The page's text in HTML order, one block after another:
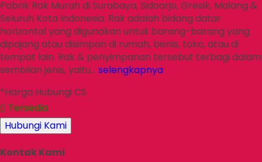
Pabrik Rak Murah di Surabaya, Sidoarjo, Gresik, Malang &
Seluruh Kota Indonesia. Rak adalah bidang datar
horizontal yang digunakan untuk barang-barang yang
dipajang atau disimpan di rumah, bisnis, toko, atau di
tempat lain. Rak & penyimpanan tersebut terbagi dalam
sembilan jenis, yaitu… selengkapnya
*Harga Hubungi CS
Tersedia
Hubungi Kami
Kontak Kami